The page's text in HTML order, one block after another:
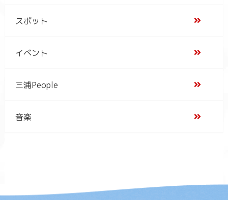
スポット
イベント
三浦People
音楽